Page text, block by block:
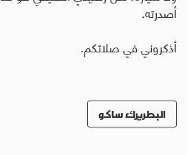
أصدرته.
أذكروني في صلاتكم.
البطريرك ساكو